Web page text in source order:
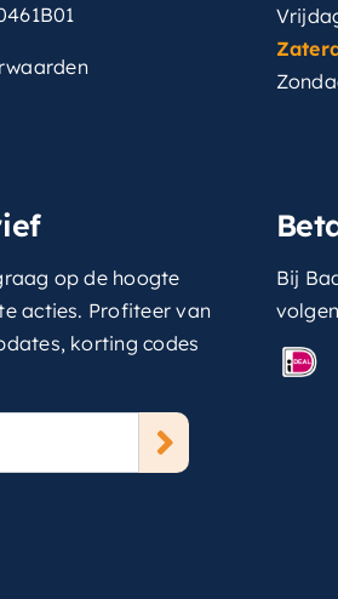
op de hoogte
acties. Profiteer van
korting codes
Bij